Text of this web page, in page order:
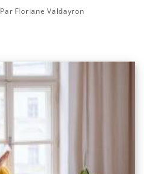
Par Floriane Valdayron